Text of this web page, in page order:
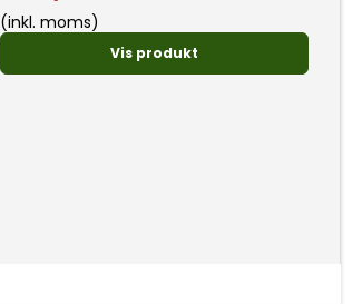
(inkl. moms)
Vis produkt